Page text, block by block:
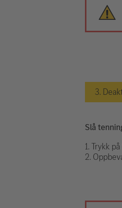
3.
Slå
1. Trykk
2.